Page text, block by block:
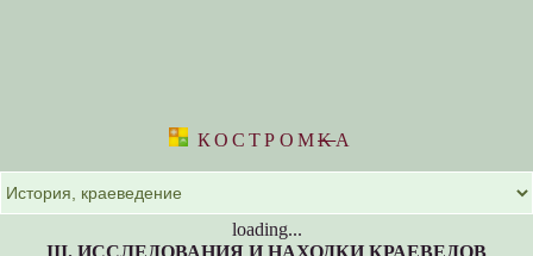
КОСТРОМKА
loading...
III. ИССЛЕДОВАНИЯ И НАХОДКИ КРАЕВЕДОВ